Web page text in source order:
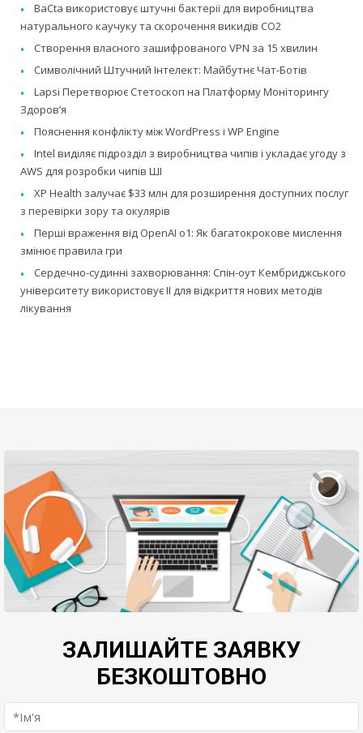
BaCta використовує штучні бактерії для виробництва
натурального каучуку та скорочення викидів CO2
Створення власного зашифрованого VPN за 15 хвилин
Символічний Штучний Інтелект: Майбутнє Чат-Ботів
Lapsi Перетворює Стетоскоп на Платформу Моніторингу
Здоров’я
Пояснення конфлікту між WordPress і WP Engine
Intel виділяє підрозділ з виробництва чипів і укладає угоду з
AWS для розробки чипів ШІ
XP Health залучає $33 млн для розширення доступних послуг
з перевірки зору та окулярів
Перші враження від OpenAI o1: Як багатокрокове мислення
змінює правила гри
Сердечно-судинні захворювання: Спін-оут Кембриджського
університету використовує ІІ для відкриття нових методів
лікування
ЗАЛИШАЙТЕ ЗАЯВКУ
БЕЗКОШТОВНО